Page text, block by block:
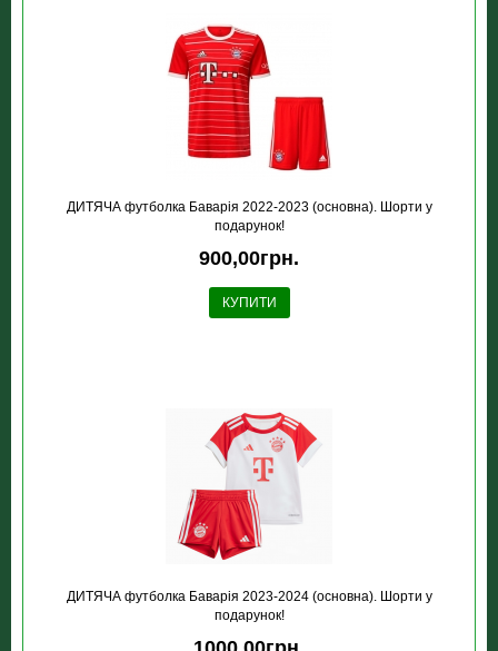
ДИТЯЧА футболка Баварія 2022-2023 (основна). Шорти у
подарунок!
900,00грн.
КУПИТИ
ДИТЯЧА футболка Баварія 2023-2024 (основна). Шорти у
подарунок!